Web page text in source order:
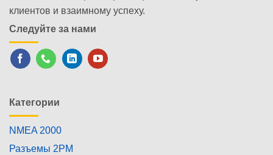
клиентов и взаимному успеху.
Следуйте за нами
Категории
NMEA 2000
Разъемы 2PM